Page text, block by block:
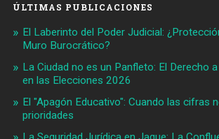
ÚLTIMAS PUBLICACIONES
El Laberinto del Poder Judicial:
Muro Burocrático?
La Ciudad no es un Panfleto: El Derecho
en las Elecciones 2026
El "Apagón Educativo": Cuando las cifras
prioridades